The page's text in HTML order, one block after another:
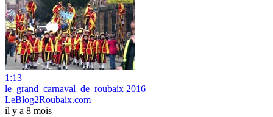
1:13
le_grand_carnaval_de_roubaix 2016
LeBlog2Roubaix.com
il y a 8 mois